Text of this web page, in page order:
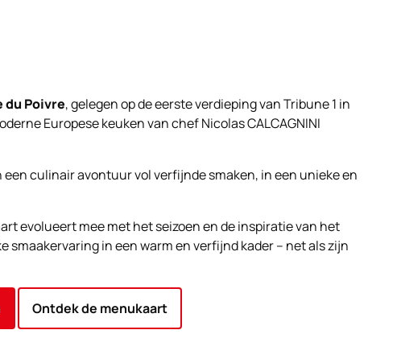
du Poivre, gelegen op de eerste verdieping van Tribune 1 in
Europese keuken van chef Nicolas CALCAGNINI
een culinair avontuur vol verfijnde smaken, in een unieke en
evolueert mee met het seizoen en de inspiratie van het
smaakervaring in een warm en verfijnd kader – net als zijn
Ontdek de menukaart